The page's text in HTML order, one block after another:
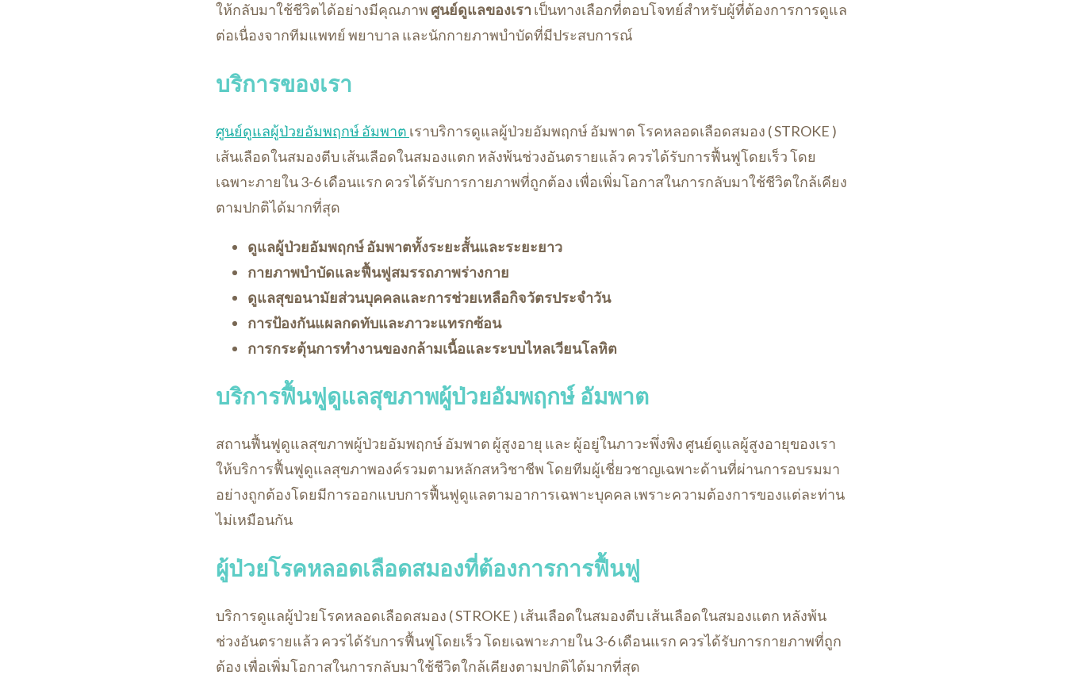
ให้กลับมาใช้ชีวิตได้อย่างมีคุณภาพ ศูนย์ดูแลของเราเป็นทางเลือกที่ตอบโจทย์สำหรับผู้ที่ต้องการการดูแล
ต่อเนื่องจากทีมแพทย์ พยาบาล และนักกายภาพบำบัดที่มีประสบการณ์
บริการของเรา
ศูนย์ดูแลผู้ป่วยอัมพฤกษ์ อัมพาต เราบริการดูแลผู้ป่วยอัมพฤกษ์ อัมพาต โรคหลอดเลือดสมอง ( STROKE )
เส้นเลือดในสมองตีบ เส้นเลือดในสมองแตก หลังพ้นช่วงอันตรายแล้ว ควรได้รับการฟื้นฟูโดยเร็ว โดย
เฉพาะภายใน 3-6 เดือนแรก ควรได้รับการกายภาพที่ถูกต้อง เพื่อเพิ่มโอกาสในการกลับมาใช้ชีวิตใกล้เคียง
ตามปกติได้มากที่สุด
ดูแลผู้ป่วยอัมพฤกษ์ อัมพาตทั้งระยะสั้นและระยะยาว
กายภาพบำบัดและฟื้นฟูสมรรถภาพร่างกาย
ดูแลสุขอนามัยส่วนบุคคลและการช่วยเหลือกิจวัตรประจำวัน
การป้องกันแผลกดทับและภาวะแทรกซ้อน
การกระตุ้นการทำงานของกล้ามเนื้อและระบบไหลเวียนโลหิต
บริการฟื้นฟูดูแลสุขภาพผู้ป่วยอัมพฤกษ์ อัมพาต
สถานฟื้นฟูดูแลสุขภาพผู้ป่วยอัมพฤกษ์ อัมพาต ผู้สูงอายุ และ ผู้อยู่ในภาวะพึ่งพิง ศูนย์ดูแลผู้สูงอายุของเรา
ให้บริการฟื้นฟูดูแลสุขภาพองค์รวมตามหลักสหวิชาชีพ โดยทีมผู้เชี่ยวชาญเฉพาะด้านที่ผ่านการอบรมมา
อย่างถูกต้องโดยมีการออกแบบการฟื้นฟูดูแลตามอาการเฉพาะบุคคล เพราะความต้องการของแต่ละท่าน
ไม่เหมือนกัน
ผู้ป่วยโรคหลอดเลือดสมองที่ต้องการการฟื้นฟู
บริการดูแลผู้ป่วยโรคหลอดเลือดสมอง ( STROKE ) เส้นเลือดในสมองตีบ เส้นเลือดในสมองแตก หลังพ้น
ช่วงอันตรายแล้ว ควรได้รับการฟื้นฟูโดยเร็ว โดยเฉพาะภายใน 3-6 เดือนแรก ควรได้รับการกายภาพที่ถูก
ต้อง เพื่อเพิ่มโอกาสในการกลับมาใช้ชีวิตใกล้เคียงตามปกติได้มากที่สุด